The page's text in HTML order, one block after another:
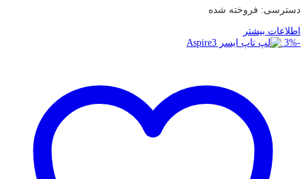
دسترسی: فروخته شده
اطلاعات بیشتر
-
3%